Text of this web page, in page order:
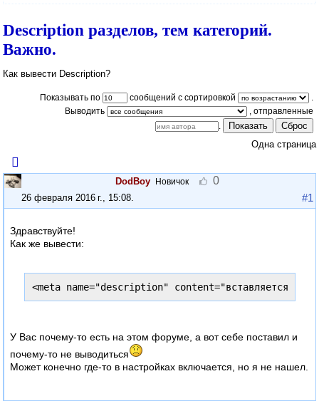
Description разделов, тем категорий.
Важно.
Как вывести Description?
Показывать по сообщений с сортировкой
Выводить
Показать
Сброс
Одна страница
DodBoy Новичок 0
26 февраля 2016 г., 15:08 #1
Здравствуйте!
Как же вывести:
<meta name="description" content="вставляется из
У Вас почему-то есть на этом форуме, а вот себе поставил и
почему-то не выводиться
Может конечно где-то в настройках включается, но я не нашел.